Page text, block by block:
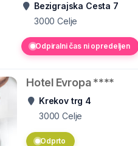
Bezigrajska Cesta 7
3000 Celje
Odpiralni čas ni opredeljen
Hotel Evropa ****
Krekov trg 4
3000 Celje
Odprto